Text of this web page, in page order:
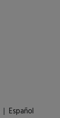
Español